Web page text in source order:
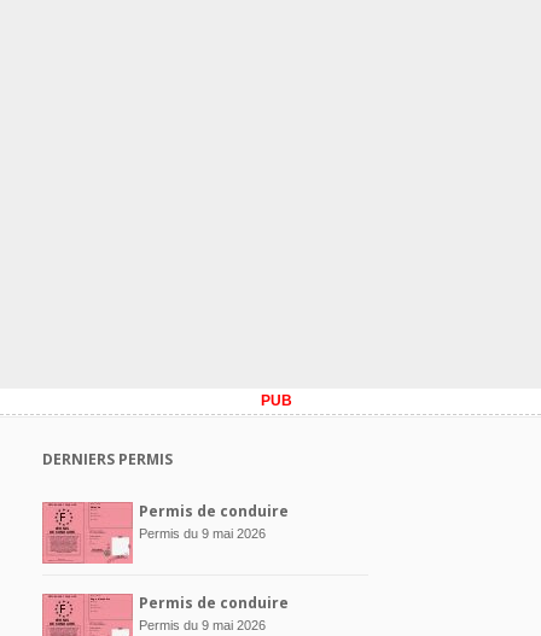
PUB
DERNIERS PERMIS
Permis de conduire
Permis du 9 mai 2026
Permis de conduire
Permis du 9 mai 2026